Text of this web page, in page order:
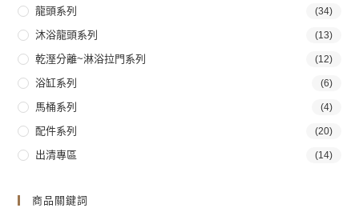
龍頭系列 (34)
沐浴龍頭系列 (13)
乾溼分離~淋浴拉門系列 (12)
浴缸系列 (6)
馬桶系列 (4)
配件系列 (20)
出清專區 (14)
商品關鍵詞